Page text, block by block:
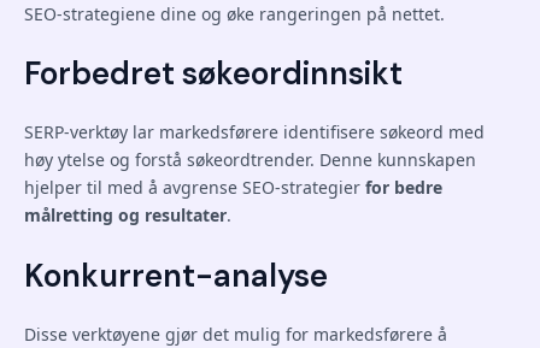
SEO-strategiene dine og øke rangeringen på nettet.
Forbedret søkeordinnsikt
SERP-verktøy lar markedsførere identifisere søkeord med
høy ytelse og forstå søkeordtrender. Denne kunnskapen
hjelper til med å avgrense SEO-strategier for bedre
målretting og resultater.
Konkurrent-analyse
Disse verktøyene gjør det mulig for markedsførere å